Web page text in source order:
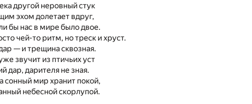
другой неровный стук
эхом долетает вдруг,
бы нас в мире было двое.
чей-то ритм, но треск и хруст.
— и трещина сквозная.
звучит из птичьих уст
дар, дарителя не зная.
сонный мир хранит покой,
небесной скорлупой.